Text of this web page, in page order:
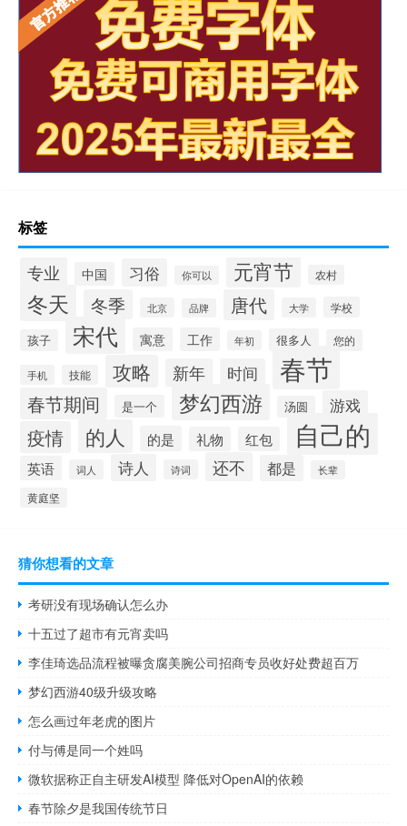
标签
专业 中国 习俗 你可以 元宵节 农村
冬天 冬季 北京 品牌 唐代 大学 学校
孩子 宋代 寓意 工作 年初 很多人 您的
手机 技能 攻略 新年 时间 春节
春节期间 是一个 梦幻西游 汤圆 游戏
疫情 的人 的是 礼物 红包 自己的
英语 词人 诗人 诗词 还不 都是 长辈
黄庭坚
猜你想看的文章
考研没有现场确认怎么办
十五过了超市有元宵卖吗
李佳琦选品流程被曝贪腐美腕公司招商专员收好处费超百万
梦幻西游40级升级攻略
怎么画过年老虎的图片
付与傅是同一个姓吗
微软据称正自主研发AI模型 降低对OpenAI的依赖
春节除夕是我国传统节日